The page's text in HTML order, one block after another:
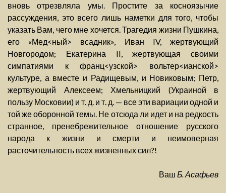
вновь отрезвляла умы. Простите за косноязычие
рассуждения, это всего лишь наметки для того, чтобы
указать Вам, чего мне хочется. Трагедия жизни Пушкина,
его «Мед<ный> всадник», Иван IV, жертвующий
Новгородом; Екатерина II, жертвующая своими
симпатиями к франц<узской> вольтер<ианской>
культуре, а вместе и Радищевым, и Новиковым; Петр,
жертвующий Алексеем; Хмельницкий (Украиной в
пользу Московии) и т. д. и т. д. — все эти вариации одной и
той же оборонной темы. Не отсюда ли идет и на редкость
странное, пренебрежительное отношение русского
народа к жизни и смерти и неимоверная
расточительность всех жизненных сил?!
Ваш Б. Асафьев